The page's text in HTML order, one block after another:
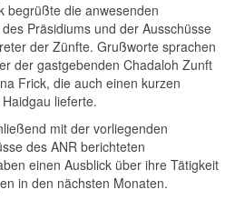
begrüßte die anwesenden
Präsidiums und der Ausschüsse
der Zünfte. Grußworte sprachen
der gastgebenden Chadaloh Zunft
Frick, die auch einen kurzen
lieferte.
mit der vorliegenden
des ANR berichteten
einen Ausblick über ihre Tätigkeit
in den nächsten Monaten.